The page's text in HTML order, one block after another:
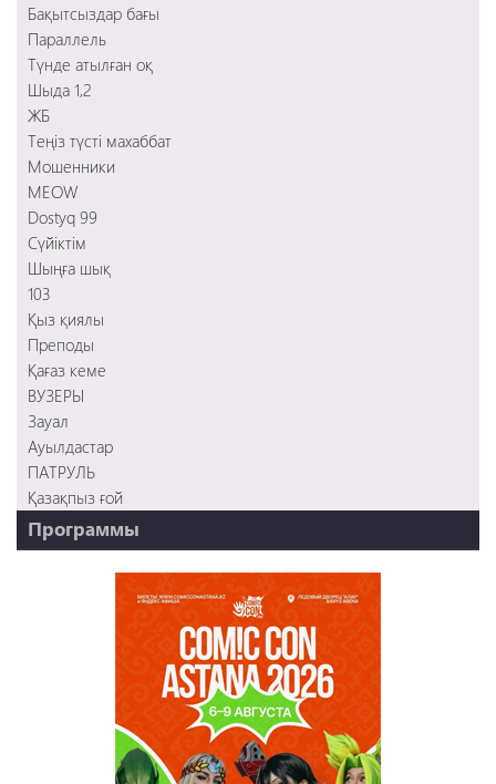
Тихоокеанский рубеж 2
Заложница 2
Смертельное шоссе
Ауылдастар
Преподы
Қағаз кеме
103
Шыңға шық
Сүйіктім
Мошенники
Бақытсыздар бағы
Параллель
Түнде атылған оқ
Шыда 1,2
ЖБ
Теңіз түсті махаббат
Мошенники
MEOW
Dostyq 99
Сүйіктім
Шыңға шық
103
Қыз қиялы
Преподы
Қағаз кеме
ВУЗЕРЫ
Зауал
Ауылдастар
ПАТРУЛЬ
Қазақпыз ғой
Программы